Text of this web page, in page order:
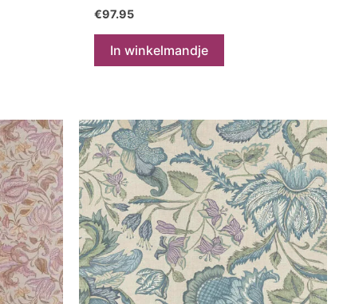
€97.95
In winkelmandje